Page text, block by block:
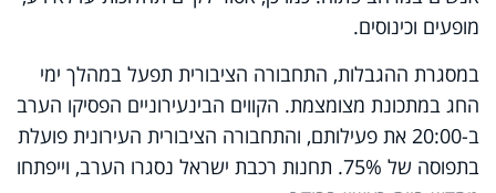
מופעים וכינוסים.
במסגרת ההגבלות, התחבורה הציבורית תפעל במהלך ימי
החג במתכונת מצומצמת. הקווים הבינעירוניים הפסיקו הערב
ב-20:00 את פעילותם, והתחבורה הציבורית העירונית פועלת
בתפוסה של 75%. תחנות רכבת ישראל נסגרו הערב, וייפתחו